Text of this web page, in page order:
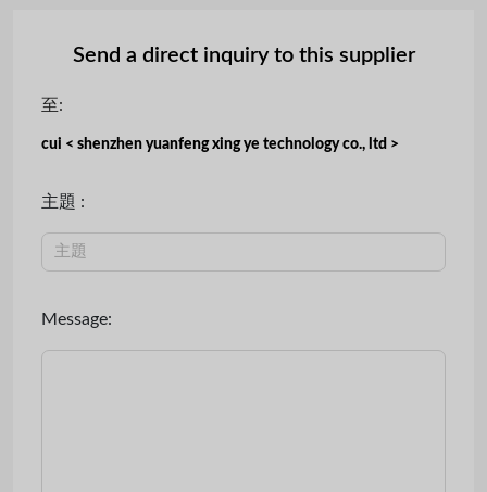
Send a direct inquiry to this supplier
至:
cui < shenzhen yuanfeng xing ye technology co., ltd >
主題 :
Message: